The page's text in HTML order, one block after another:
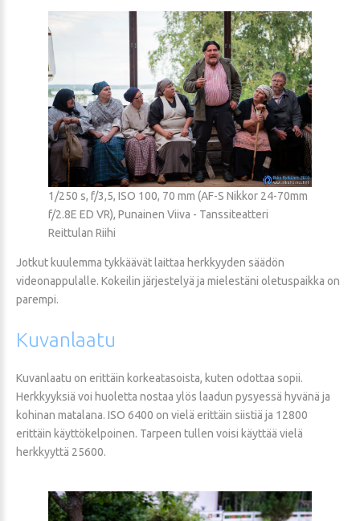
1/250 s, f/3,5, ISO 100, 70 mm (AF-S Nikkor 24-70mm
f/2.8E ED VR), Punainen Viiva - Tanssiteatteri
Reittulan Riihi
Jotkut kuulemma tykkäävät laittaa herkkyyden säädön
videonappulalle. Kokeilin järjestelyä ja mielestäni oletuspaikka on
parempi.
Kuvanlaatu
Kuvanlaatu on erittäin korkeatasoista, kuten odottaa sopii.
Herkkyyksiä voi huoletta nostaa ylös laadun pysyessä hyvänä ja
kohinan matalana. ISO 6400 on vielä erittäin siistiä ja 12800
erittäin käyttökelpoinen. Tarpeen tullen voisi käyttää vielä
herkkyyttä 25600.